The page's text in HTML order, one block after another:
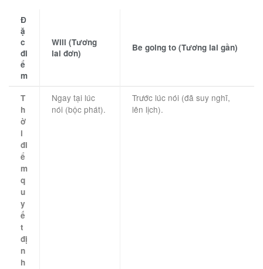
Đ
ặ
c
đi
ể
m
Will (Tương
lai đơn)
Be going to (Tương lai gần)
T
h
ờ
i
đi
ể
m
q
u
y
ế
t
đị
n
h
Ngay tại lúc
nói (bộc phát).
Trước lúc nói (đã suy nghĩ,
lên lịch).